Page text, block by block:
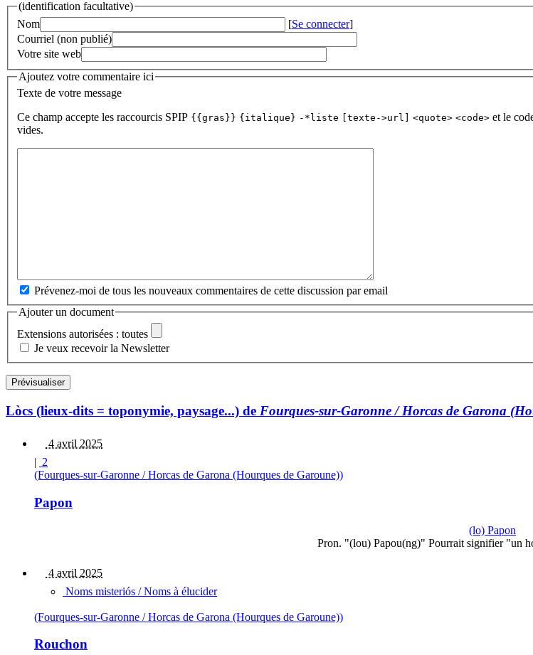
(identification facultative)
Nom
[Se connecter]
Courriel (non publié)
Votre site web
Ajoutez votre commentaire ici
Texte de votre message
Ce champ accepte les raccourcis SPIP {{gras}} {italique} -*liste [texte->url] <quote> <code> et le
vides.
Prévenez-moi de tous les nouveaux commentaires de cette discussion par email
Ajouter un document
Extensions autorisées : toutes
Je veux recevoir la Newsletter
Lòcs (lieux-dits = toponymie, paysage...) de Fourques-sur-Garonne / Horcas de Garona
4 avril 2025
| 2
(Fourques-sur-Garonne / Horcas de Garona (Hourques de Garoune))
Papon
(lo) Papon
Pron. "(lou) Papou(ng)" Pourrait signifier "un
4 avril 2025
Noms misteriós / Noms à élucider
(Fourques-sur-Garonne / Horcas de Garona (Hourques de Garoune))
Rouchon